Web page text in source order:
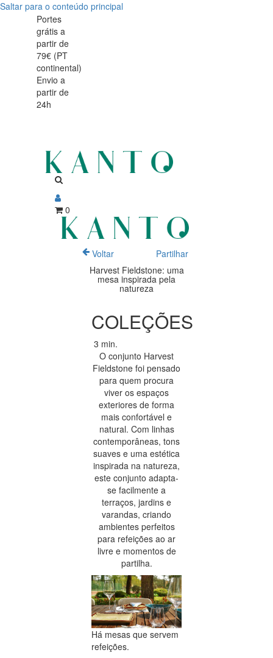
Saltar para o conteúdo principal
Harvest
Fieldstone:
uma
mesa
inspirada
natureza
Portes
grátis a
partir de
79€ (PT
continental)
Envio a
partir de
24h
0
Voltar
Partilhar
Harvest Fieldstone: uma
mesa inspirada pela
natureza
COLEÇÕES
3 min.
O conjunto Harvest
Fieldstone foi pensado
para quem procura
viver os espaços
exteriores de forma
mais confortável e
natural. Com linhas
contemporâneas, tons
suaves e uma estética
inspirada na natureza,
este conjunto adapta-
se facilmente a
terraços, jardins e
varandas, criando
ambientes perfeitos
para refeições ao ar
livre e momentos de
partilha.
Há mesas que servem
refeições.